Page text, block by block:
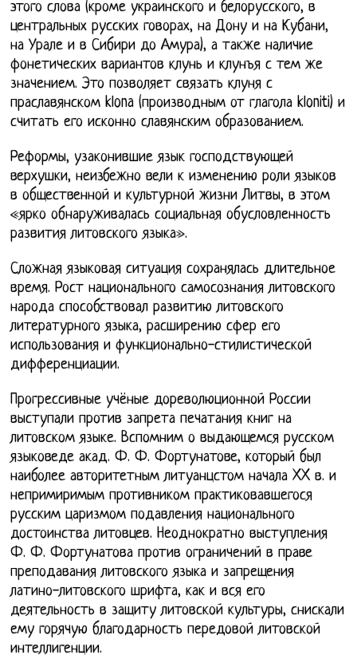
этого слова (кроме украинского и белорусского, в
центральных русских говорах, на Дону и на Кубани,
на Урале и в Сибири до Амура), а также наличие
фонетических вариантов клунь и клунъя с тем же
значением. Это позволяет связать клуня с
праславянском klona (производным от глагола kloniti) и
считать его исконно славянским образованием.
Реформы, узаконившие язык господствующей
верхушки, неизбежно вели к изменению роли языков
в общественной и культурной жизни Литвы, в этом
«ярко обнаруживалась социальная обусловленность
развития литовского языка».
Сложная языковая ситуация сохранялась длительное
время. Рост национального самосознания литовского
народа способствовал развитию литовского
литературного языка, расширению сфер его
использования и функционально-стилистической
дифференциации.
Прогрессивные учёные дореволюционной России
выступали против запрета печатания книг на
литовском языке. Вспомним о выдающемся русском
языковеде акад. Ф. Ф. Фортунатове, который был
наиболее авторитетным литуанцстом начала XX в. и
непримиримым противником практиковавшегося
русским царизмом подавления национального
достоинства литовцев. Неоднократно выступления
Ф. Ф. Фортунатова против ограничений в праве
преподавания литовского языка и запрещения
латино-литовского шрифта, как и вся его
деятельность в защиту литовской культуры, снискали
ему горячую благодарность передовой литовской
интеллигенции.